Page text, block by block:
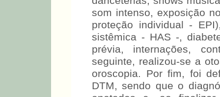
som intenso, exposição
proteção individual -
sistêmica - HAS -,
prévia, internações,
seguinte, realizou-se a
oroscopia. Por fim, foi
DTM, sendo que o